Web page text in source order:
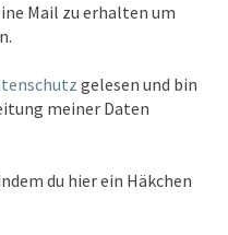
Mail zu erhalten um
gelesen und bin
meiner Daten
du hier ein Häkchen